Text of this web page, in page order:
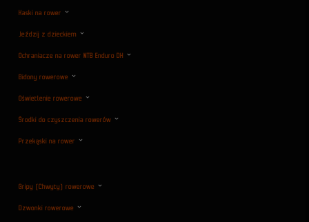
Kaski na rower
Jeździj z dzieckiem
Ochraniacze na rower MTB Enduro DH
Bidony rowerowe
Oświetlenie rowerowe
Środki do czyszczenia rowerów
Przekąski na rower
Gripy (Chwyty) rowerowe
Dzwonki rowerowe